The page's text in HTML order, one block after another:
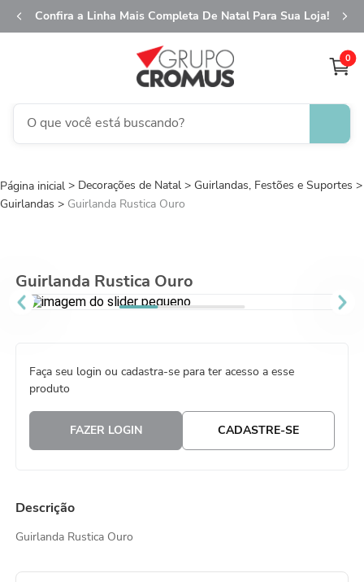
Confira a Linha Mais Completa De Natal Para Sua Loja!
0
O que você está buscando?
Decorações de Natal
Guirlandas, Festões e Suportes
Guirlandas
Guirlanda Rustica Ouro
Guirlanda Rustica Ouro
Faça seu login ou cadastra-se para ter acesso a esse
produto
FAZER LOGIN CADASTRE-SE
Descrição
Guirlanda Rustica Ouro
1º
fita aramada
5º
9º
vela